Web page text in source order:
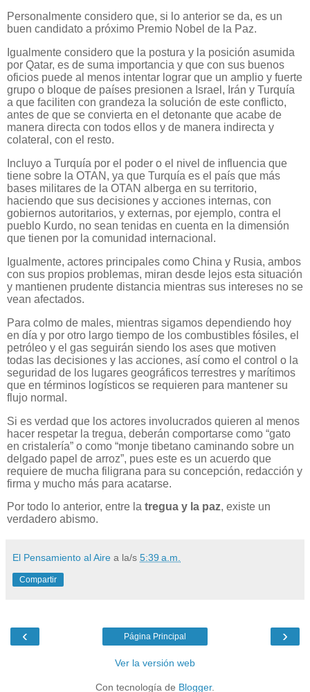
Personalmente considero que, si lo anterior se da, es un
buen candidato a próximo Premio Nobel de la Paz.
Igualmente considero que la postura y la posición asumida
por Qatar, es de suma importancia y que con sus buenos
oficios puede al menos intentar lograr que un amplio y fuerte
grupo o bloque de países presionen a Israel, Irán y Turquía
a que faciliten con grandeza la solución de este conflicto,
antes de que se convierta en el detonante que acabe de
manera directa con todos ellos y de manera indirecta y
colateral, con el resto.
Incluyo a Turquía por el poder o el nivel de influencia que
tiene sobre la OTAN, ya que Turquía es el país que más
bases militares de la OTAN alberga en su territorio,
haciendo que sus decisiones y acciones internas, con
gobiernos autoritarios, y externas, por ejemplo, contra el
pueblo Kurdo, no sean tenidas en cuenta en la dimensión
que tienen por la comunidad internacional.
Igualmente, actores principales como China y Rusia, ambos
con sus propios problemas, miran desde lejos esta situación
y mantienen prudente distancia mientras sus intereses no se
vean afectados.
Para colmo de males, mientras sigamos dependiendo hoy
en día y por otro largo tiempo de los combustibles fósiles, el
petróleo y el gas seguirán siendo los ases que motiven
todas las decisiones y las acciones, así como el control o la
seguridad de los lugares geográficos terrestres y marítimos
que en términos logísticos se requieren para mantener su
flujo normal.
Si es verdad que los actores involucrados quieren al menos
hacer respetar la tregua, deberán comportarse como “gato
en cristalería” o como “monje tibetano caminando sobre un
delgado papel de arroz”, pues este es un acuerdo que
requiere de mucha filigrana para su concepción, redacción y
firma y mucho más para acatarse.
Por todo lo anterior, entre la tregua y la paz, existe un
verdadero abismo.
El Pensamiento al Aire a la/s 5:39 a.m.
Compartir
‹ ›
Página Principal
Ver la versión web
Con tecnología de Blogger.